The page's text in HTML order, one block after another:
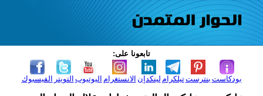
تابعونا على:
الفيسبوك التويتر اليوتيوب الانستغرام لينكدإن تيلكرامبنترست بودكاست